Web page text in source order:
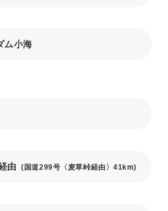
ム小海
由 (国道299号〈麦草峠経由〉41km)